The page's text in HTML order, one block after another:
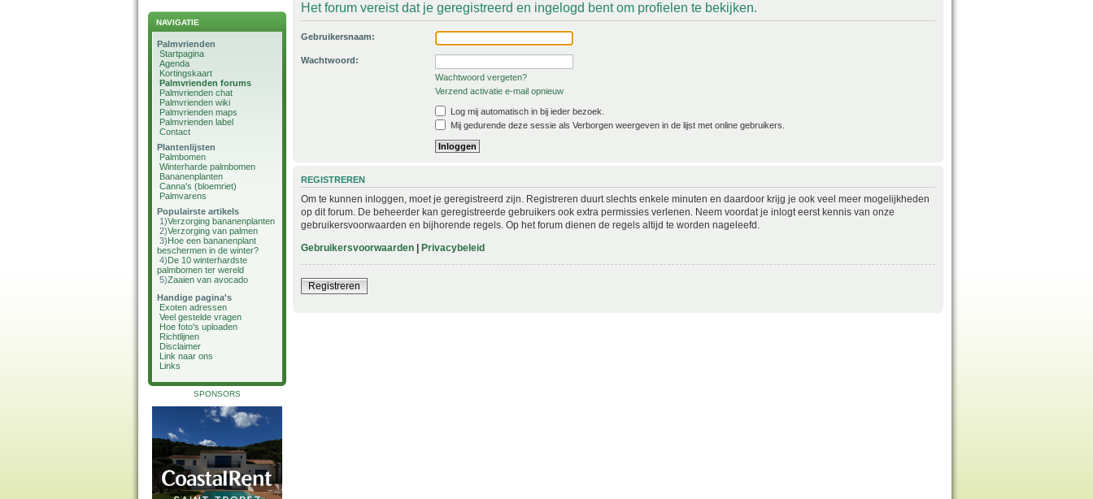
NAVIGATIE
Palmvrienden
Startpagina
Agenda
Kortingskaart
Palmvrienden forums
Palmvrienden chat
Palmvrienden wiki
Palmvrienden maps
Palmvrienden label
Contact
Plantenlijsten
Palmbomen
Winterharde palmbomen
Bananenplanten
Canna's (bloemriet)
Palmvarens
Populairste artikels
1)Verzorging bananenplanten
2)Verzorging van palmen
3)Hoe een bananenplant
beschermen in de winter?
4)De 10 winterhardste
palmbomen ter wereld
5)Zaaien van avocado
Handige pagina's
Exoten adressen
Veel gestelde vragen
Hoe foto's uploaden
Richtlijnen
Disclaimer
Link naar ons
Links
SPONSORS
Het forum vereist dat je geregistreerd en ingelogd bent om profielen te bekijken.
Gebruikersnaam:
Wachtwoord:
Wachtwoord vergeten?
Verzend activatie e-mail opnieuw
Log mij automatisch in bij ieder bezoek.
Mij gedurende deze sessie als Verborgen weergeven in de lijst met online gebruikers.
REGISTREREN
Om te kunnen inloggen, moet je geregistreerd zijn. Registreren duurt slechts enkele minuten en daardoor krijg je ook veel meer mogelijkheden
op dit forum. De beheerder kan geregistreerde gebruikers ook extra permissies verlenen. Neem voordat je inlogt eerst kennis van onze
gebruikersvoorwaarden en bijhorende regels. Op het forum dienen de regels altijd te worden nageleefd.
Gebruikersvoorwaarden | Privacybeleid
Registreren